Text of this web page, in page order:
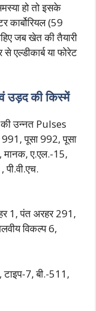
हो तो इसके
(59
जब खेत की तैयारी
एल्डीकार्ब या फोरेट
उड़द की किस्में
उन्नत Pulses
पूसा 992, पूसा
ए.एल.-15,
1, पंत अरहर 291,
विकल्प 6,
7, बी.-511,